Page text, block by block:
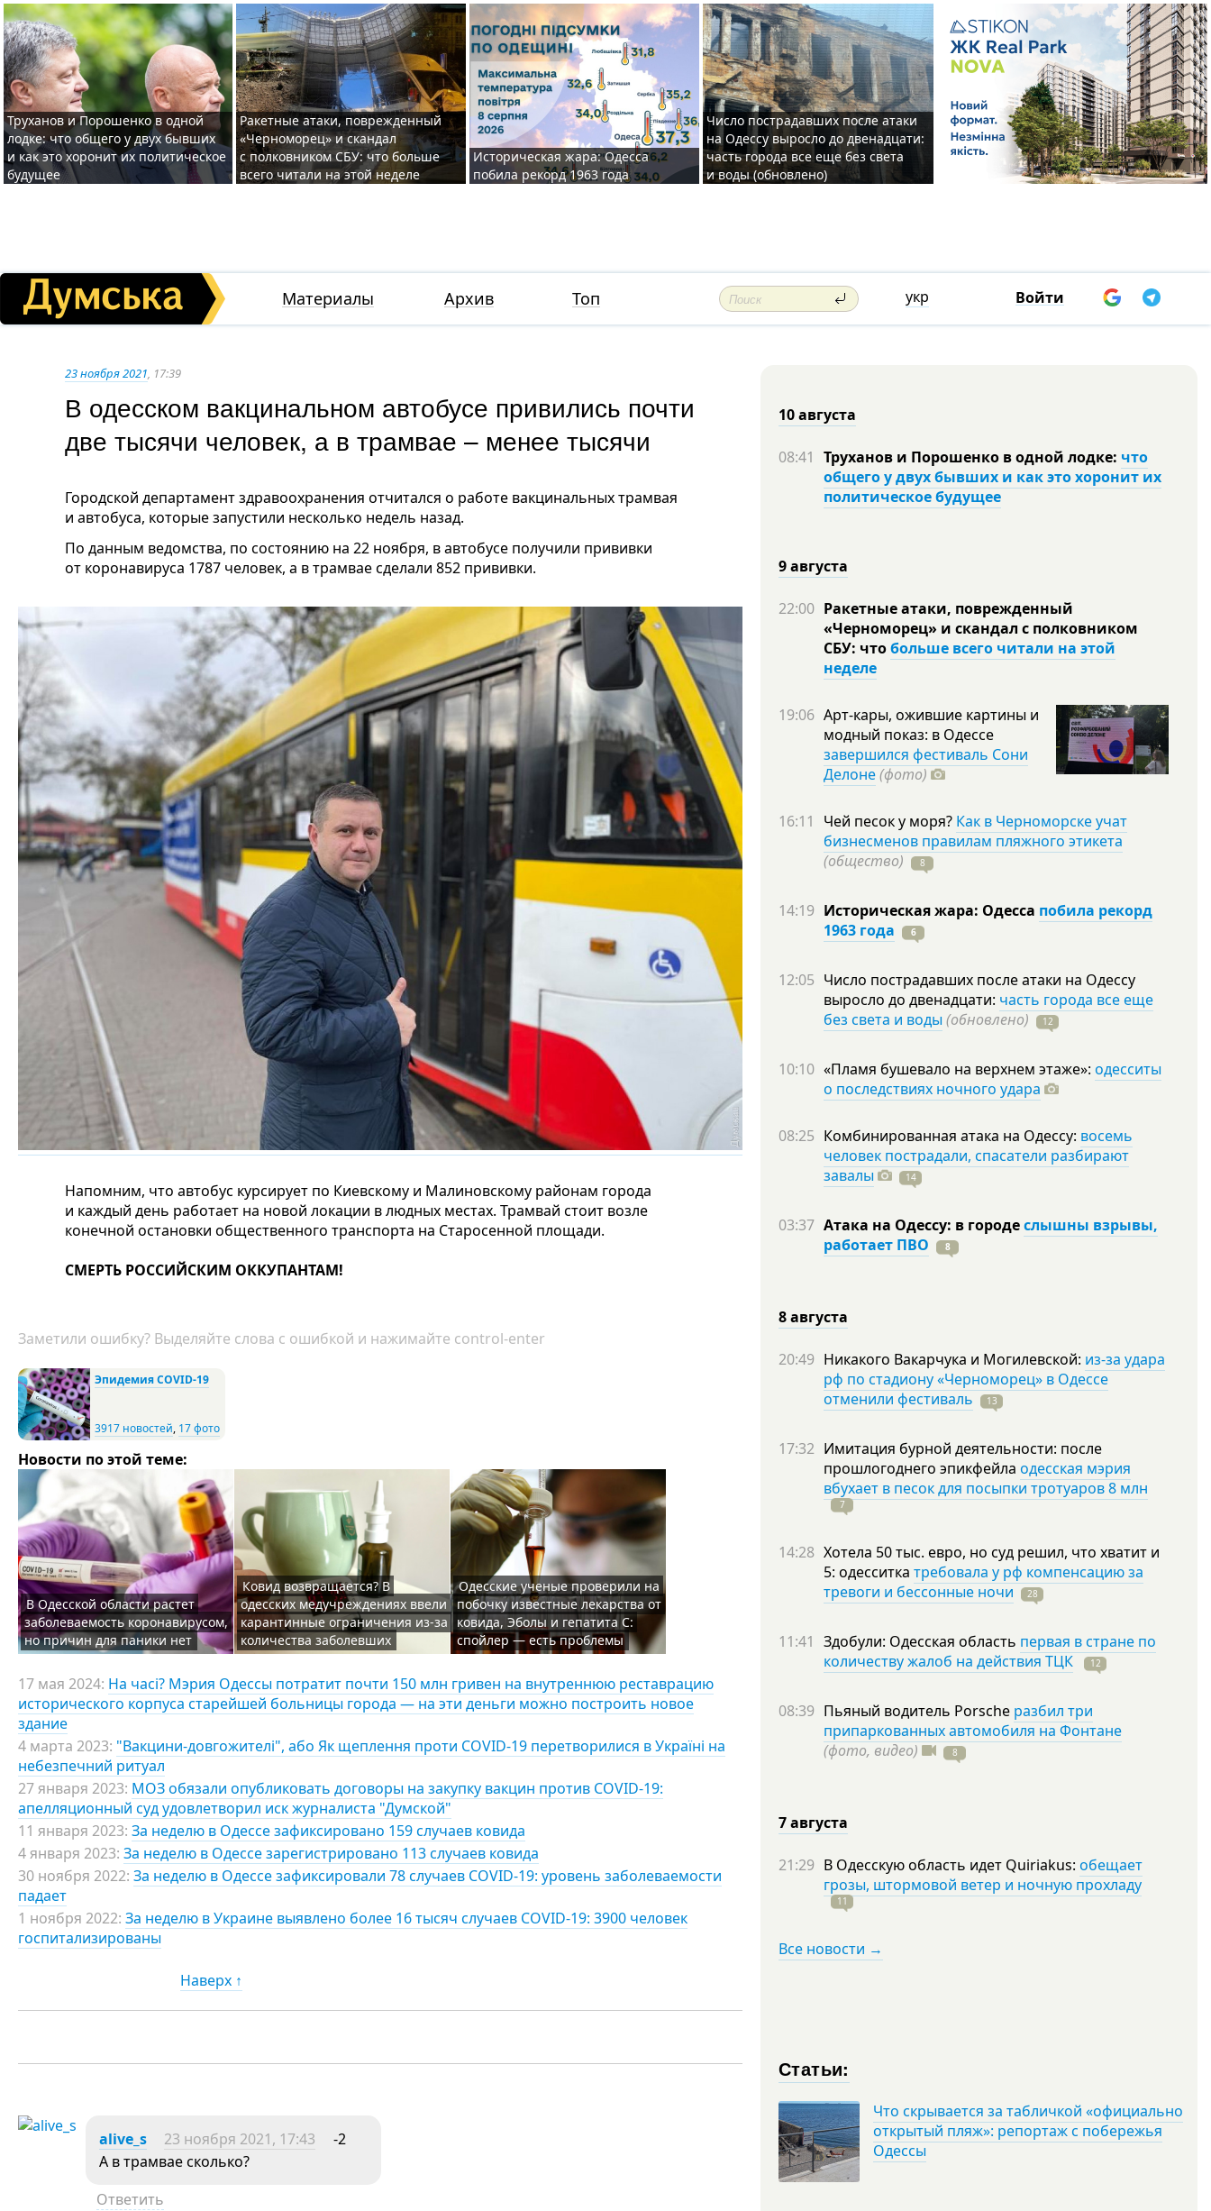
Труханов и Порошенко в одной
лодке: что общего у двух бывших
и как это хоронит их политическое
будущее
Ракетные атаки, поврежденный
«Черноморец» и скандал
с полковником СБУ: что больше
всего читали на этой неделе
Историческая жара: Одесса
побила рекорд 1963 года
Число пострадавших после атаки
на Одессу выросло до двенадцати:
часть города все еще без света
и воды (обновлено)
Материалы Архив Топ укр Войти
23 ноября 2021, 17:39
В одесском вакцинальном автобусе привились почти
две тысячи человек, а в трамвае – менее тысячи
Городской департамент здравоохранения отчитался о работе вакцинальных трамвая
и автобуса, которые запустили несколько недель назад.
По данным ведомства, по состоянию на 22 ноября, в автобусе получили прививки
от коронавируса 1787 человек, а в трамвае сделали 852 прививки.
Напомним, что автобус курсирует по Киевскому и Малиновскому районам города
и каждый день работает на новой локации в людных местах. Трамвай стоит возле
конечной остановки общественного транспорта на Старосенной площади.
СМЕРТЬ РОССИЙСКИМ ОККУПАНТАМ!
Заметили ошибку? Выделяйте слова с ошибкой и нажимайте control-enter
Эпидемия COVID-19
3917 новостей, 17 фото
Новости по этой теме:
В Одесской области растет
заболеваемость коронавирусом,
но причин для паники нет
Ковид возвращается? В
одесских медучреждениях ввели
карантинные ограничения из-за
количества заболевших
Одесские ученые проверили на
побочку известные лекарства от
ковида, Эболы и гепатита С:
спойлер — есть проблемы
17 мая 2024: На часі? Мэрия Одессы потратит почти 150 млн гривен на внутреннюю реставрацию
исторического корпуса старейшей больницы города — на эти деньги можно построить новое
здание
4 марта 2023: "Вакцини-довгожителі", або Як щеплення проти COVID-19 перетворилися в Україні на
небезпечний ритуал
27 января 2023: МОЗ обязали опубликовать договоры на закупку вакцин против COVID-19:
апелляционный суд удовлетворил иск журналиста "Думской"
11 января 2023: За неделю в Одессе зафиксировано 159 случаев ковида
4 января 2023: За неделю в Одессе зарегистрировано 113 случаев ковида
30 ноября 2022: За неделю в Одессе зафиксировали 78 случаев COVID-19: уровень заболеваемости
падает
1 ноября 2022: За неделю в Украине выявлено более 16 тысяч случаев COVID-19: 3900 человек
госпитализированы
Наверх ↑
alive_s 23 ноября 2021, 17:43
-2
А в трамвае сколько?
Ответить
10 августа
08:41 Труханов и Порошенко в одной лодке: что
общего у двух бывших и как это хоронит их
политическое будущее
9 августа
22:00 Ракетные атаки, поврежденный
«Черноморец» и скандал с полковником
СБУ: чтобольше всего читали на этой
неделе
19:06 Арт-кары, ожившие картины и
модный показ: в Одессе
завершился фестиваль Сони
Делоне(фото)
16:11 Чей песок у моря? Как в Черноморске учат
бизнесменов правилам пляжного этикета
(общество)
8
14:19 Историческая жара: Одесса побила рекорд
1963 года
6
12:05 Число пострадавших после атаки на Одессу
выросло до двенадцати: часть города все еще
без света и воды (обновлено) 12
10:10 «Пламя бушевало на верхнем этаже»: одесситы
о последствиях ночного удара
08:25 Комбинированная атака на Одессу: восемь
человек пострадали, спасатели разбирают
завалы
14
03:37 Атака на Одессу: в городеслышны взрывы,
работает ПВО
8
8 августа
20:49 Никакого Вакарчука и Могилевской: из-за удара
рф по стадиону «Черноморец» в Одессе
отменили фестиваль
13
17:32 Имитация бурной деятельности: после
прошлогоднего эпикфейла одесская мэрия
вбухает в песок для посыпки тротуаров 8 млн
7
14:28 Хотела 50 тыс. евро, но суд решил, что хватит и
5: одесситка требовала у рф компенсацию за
тревоги и бессонные ночи
28
11:41 Здобули: Одесская область первая в стране по
количеству жалоб на действия ТЦК
12
08:39 Пьяный водитель Porsche разбил три
припаркованных автомобиля на Фонтане
(фото, видео)
8
7 августа
21:29 В Одесскую область идет Quiriakus: обещает
грозы, штормовой ветер и ночную прохладу
11
Все новости →
Статьи:
Что скрывается за табличкой «официально
открытый пляж»: репортаж с побережья
Одессы